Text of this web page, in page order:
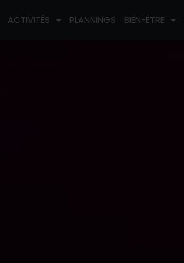
ACTIVITÉS PLANNINGS BIEN-ÊTRE